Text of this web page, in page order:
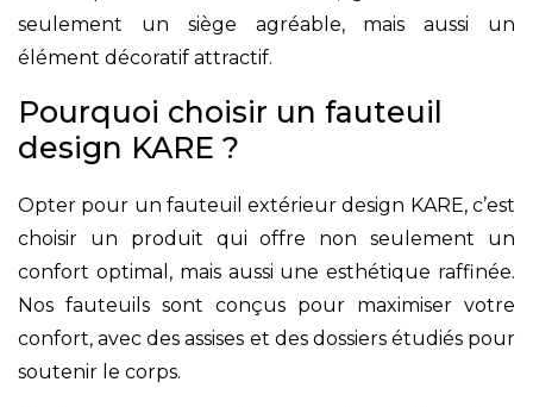
seulement un siège agréable, mais aussi un
élément décoratif attractif.
Pourquoi choisir un fauteuil
design KARE ?
Opter pour un fauteuil extérieur design KARE, c’est
choisir un produit qui offre non seulement un
confort optimal, mais aussi une esthétique raffinée.
Nos fauteuils sont conçus pour maximiser votre
confort, avec des assises et des dossiers étudiés pour
soutenir le corps.